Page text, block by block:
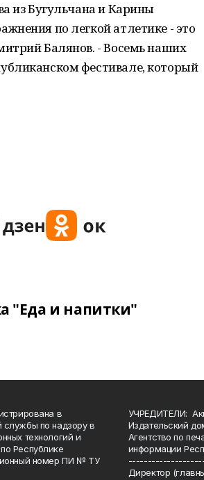
из Бугульчана и Карины
по легкой атлетике - это
Балянов. - Восемь наших
фестивале, который
"Еда и напитки"
в
службы по надзору в
технологий и
Республике
номер ПИ № ТУ
УЧРЕДИТЕЛИ:
Издательский
Агентство по
информации
Директор